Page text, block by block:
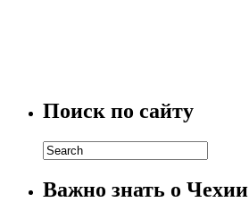
Поиск по сайту
Важно знать о Чехии